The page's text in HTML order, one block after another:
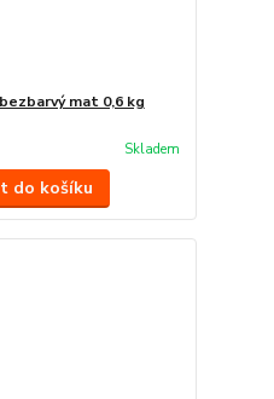
mat 0,6 kg
Skladem
do košíku